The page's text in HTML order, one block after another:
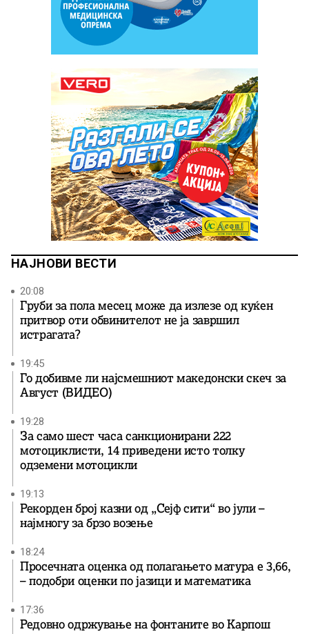
НАЈНОВИ ВЕСТИ
20:08
Груби за пола месец може да излезе од куќен
притвор оти обвинителот не ја завршил
истрагата?
19:45
Го добивме ли најсмешниот македонски скеч за
Август (ВИДЕО)
19:28
За само шест часа санкционирани 222
мотоциклисти, 14 приведени исто толку
одземени мотоцикли
19:13
Рекорден број казни од „Сејф сити“ во јули –
најмногу за брзо возење
18:24
Просечната оценка од полагањето матура е 3,66,
– подобри оценки по јазици и математика
17:36
Редовно одржување на фонтаните во Карпош